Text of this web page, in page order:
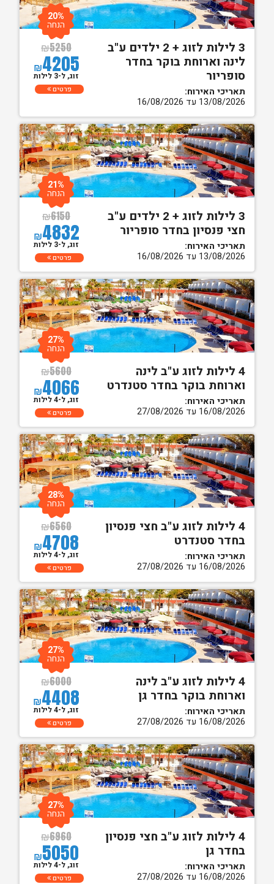
3 לילות לזוג + 2 ילדים ע"ב
לינה וארוחת בוקר בחדר
סופריור
תאריכי האירוח:
13/08/2026 עד 16/08/2026
₪5250
₪4205
20%
הנחה
זוג, ל-3 לילות
פרטים
3 לילות לזוג + 2 ילדים ע"ב
חצי פנסיון בחדר סופריור
תאריכי האירוח:
13/08/2026 עד 16/08/2026
₪6150
₪4832
21%
הנחה
זוג, ל-3 לילות
פרטים
4 לילות לזוג ע"ב לינה
וארוחת בוקר בחדר סטנדרט
תאריכי האירוח:
16/08/2026 עד 27/08/2026
₪5600
₪4066
27%
הנחה
זוג, ל-4 לילות
פרטים
4 לילות לזוג ע"ב חצי פנסיון
בחדר סטנדרט
תאריכי האירוח:
16/08/2026 עד 27/08/2026
₪6560
₪4708
28%
הנחה
זוג, ל-4 לילות
פרטים
4 לילות לזוג ע"ב לינה
וארוחת בוקר בחדר גן
תאריכי האירוח:
16/08/2026 עד 27/08/2026
₪6000
₪4408
27%
הנחה
זוג, ל-4 לילות
פרטים
4 לילות לזוג ע"ב חצי פנסיון
בחדר גן
תאריכי האירוח:
16/08/2026 עד 27/08/2026
₪6960
₪5050
27%
הנחה
זוג, ל-4 לילות
פרטים